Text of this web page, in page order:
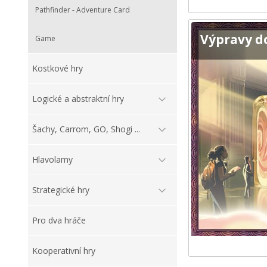
Pathfinder - Adventure Card
Game
Kostkové hry
Logické a abstraktní hry
Šachy, Carrom, GO, Shogi ...
Hlavolamy
Strategické hry
Pro dva hráče
Kooperativní hry
Výpravy